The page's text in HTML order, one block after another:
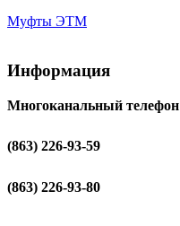
Муфты ЭТМ
Информация
Многоканальный телефон
(863) 226-93-59
(863) 226-93-80